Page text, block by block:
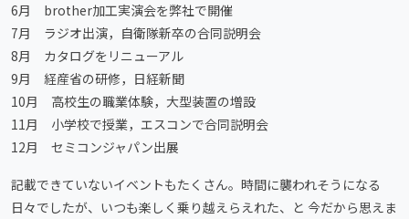
6月 brother加工実演会を弊社で開催
7月 ラジオ出演，自衛隊新卒の合同説明会
8月 カタログをリニューアル
9月 経産省の研修，日経新聞
10月 高校生の職業体験，大型装置の増設
11月 小学校で授業，エスコンで合同説明会
12月 セミコンジャパン出展
記載できていないイベントもたくさん。時間に襲われそうになる
日々でしたが、いつも楽しく乗り越えらえれた、と 今だから思えま